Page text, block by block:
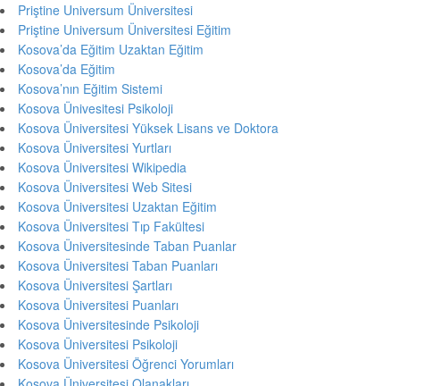
Priştine Universum Üniversitesi
Priştine Universum Üniversitesi Eğitim
Kosova’da Eğitim Uzaktan Eğitim
Kosova’da Eğitim
Kosova’nın Eğitim Sistemi
Kosova Ünivesitesi Psikoloji
Kosova Üniversitesi Yüksek Lisans ve Doktora
Kosova Üniversitesi Yurtları
Kosova Üniversitesi Wikipedia
Kosova Üniversitesi Web Sitesi
Kosova Üniversitesi Uzaktan Eğitim
Kosova Üniversitesi Tıp Fakültesi
Kosova Üniversitesinde Taban Puanlar
Kosova Üniversitesi Taban Puanları
Kosova Üniversitesi Şartları
Kosova Üniversitesi Puanları
Kosova Üniversitesinde Psikoloji
Kosova Üniversitesi Psikoloji
Kosova Üniversitesi Öğrenci Yorumları